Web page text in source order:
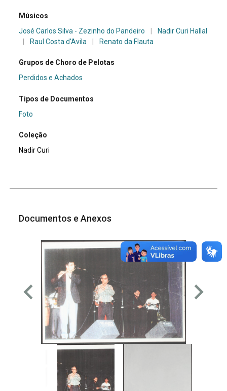
Músicos
José Carlos Silva - Zezinho do Pandeiro
Nadir Curi Hallal
Raul Costa d'Avila Renato da Flauta
Grupos de Choro de Pelotas
Perdidos e Achados
Tipos de Documentos
Foto
Coleção
Nadir Curi
Documentos e Anexos